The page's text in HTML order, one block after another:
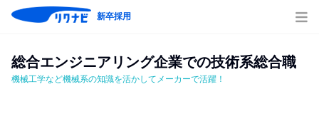
新卒採用
総合エンジニアリング企業での技術系総合職
機械工学など機械系の知識を活かしてメーカーで活躍！